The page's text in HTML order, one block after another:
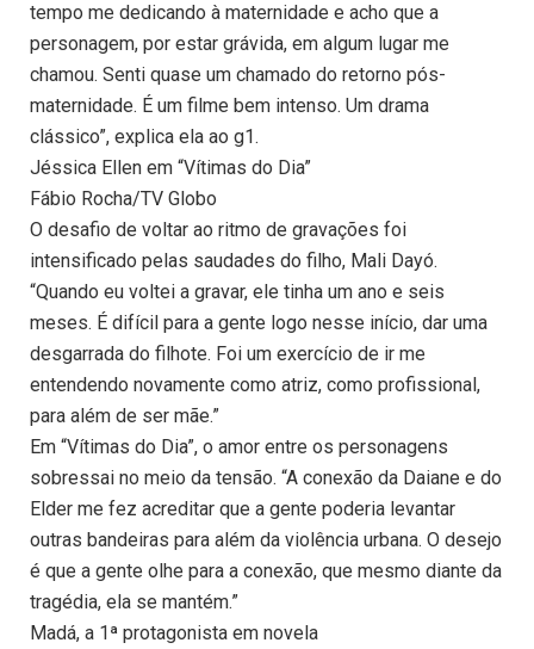
tempo me dedicando à maternidade e acho que a
personagem, por estar grávida, em algum lugar me
chamou. Senti quase um chamado do retorno pós-
maternidade. É um filme bem intenso. Um drama
clássico”, explica ela ao g1.
Jéssica Ellen em “Vítimas do Dia”
Fábio Rocha/TV Globo
O desafio de voltar ao ritmo de gravações foi
intensificado pelas saudades do filho, Mali Dayó.
“Quando eu voltei a gravar, ele tinha um ano e seis
meses. É difícil para a gente logo nesse início, dar uma
desgarrada do filhote. Foi um exercício de ir me
entendendo novamente como atriz, como profissional,
para além de ser mãe.”
Em “Vítimas do Dia”, o amor entre os personagens
sobressai no meio da tensão. “A conexão da Daiane e do
Elder me fez acreditar que a gente poderia levantar
outras bandeiras para além da violência urbana. O desejo
é que a gente olhe para a conexão, que mesmo diante da
tragédia, ela se mantém.”
Madá, a 1ª protagonista em novela